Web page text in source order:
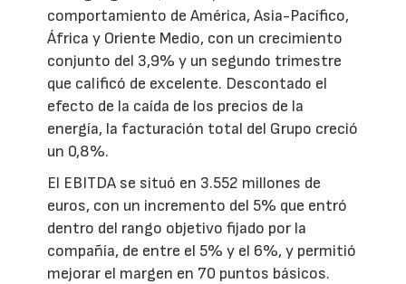
comportamiento de América, Asia-Pacífico,
África y Oriente Medio, con un crecimiento
conjunto del 3,9% y un segundo trimestre
que calificó de excelente. Descontado el
efecto de la caída de los precios de la
energía, la facturación total del Grupo creció
un 0,8%.
El EBITDA se situó en 3.552 millones de
euros, con un incremento del 5% que entró
dentro del rango objetivo fijado por la
compañía, de entre el 5% y el 6%, y permitió
mejorar el margen en 70 puntos básicos.